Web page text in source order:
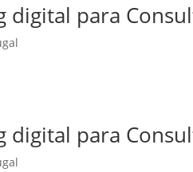
digital para
digital para